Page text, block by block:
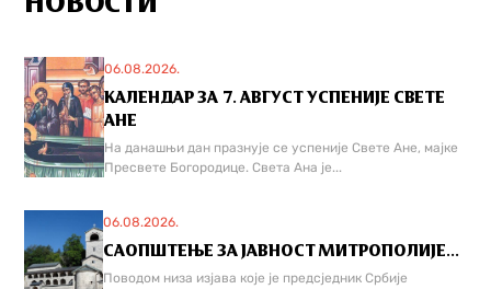
06.08.2026.
КАЛЕНДАР ЗА 7. АВГУСТ УСПЕНИЈЕ СВЕТЕ
АНЕ
На данашњи дан празнује се успеније Свете Ане, мајке
Пресвете Богородице. Света Ана је...
06.08.2026.
САОПШТЕЊЕ ЗА ЈАВНОСТ МИТРОПОЛИЈЕ...
Поводом низа изјава које је предсједник Србије